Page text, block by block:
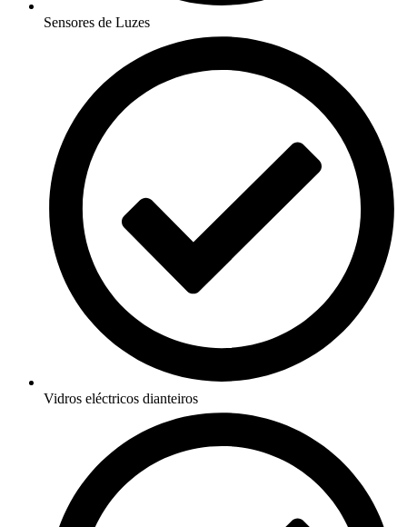
Sensores de Luzes
Vidros eléctricos dianteiros